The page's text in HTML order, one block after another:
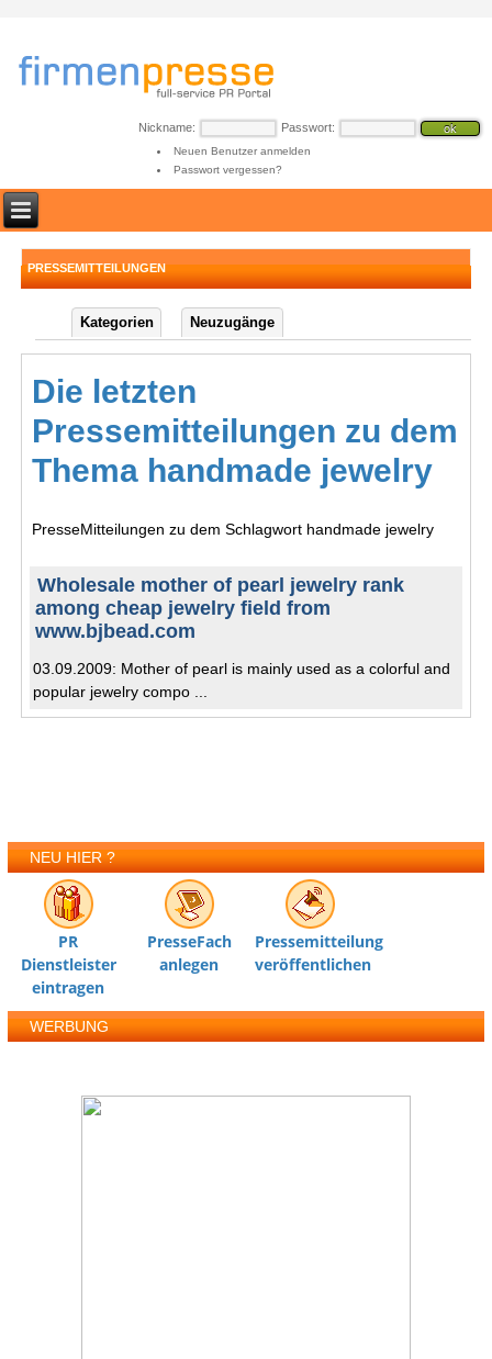
Nickname: Passwort:
Neuen Benutzer anmelden
Passwort vergessen?
PRESSEMITTEILUNGEN
Kategorien Neuzugänge
Die letzten
Pressemitteilungen zu dem
Thema handmade jewelry
PresseMitteilungen zu dem Schlagwort handmade jewelry
Wholesale mother of pearl jewelry rank
among cheap jewelry field from
www.bjbead.com
03.09.2009: Mother of pearl is mainly used as a colorful and
popular jewelry compo ...
NEU HIER ?
PR
Dienstleister
eintragen
PresseFach
anlegen
Pressemitteilung
veröffentlichen
WERBUNG